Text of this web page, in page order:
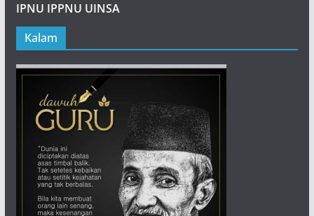
IPNU IPPNU UINSA
Kalam